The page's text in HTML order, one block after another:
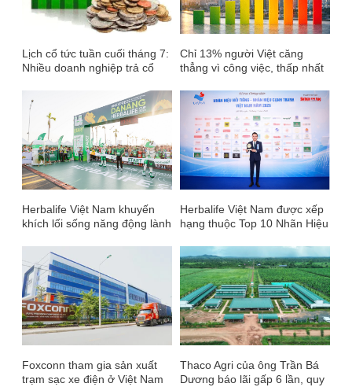
Lịch cổ tức tuần cuối tháng 7:
Nhiều doanh nghiệp trả cổ
Chỉ 13% người Việt căng
thẳng vì công việc, thấp nhất
phía sau mới đáng suy nghĩ
Herbalife Việt Nam khuyến
khích lối sống năng động lành
International Marathon
Herbalife Cup 2026
Herbalife Việt Nam được xếp
hạng thuộc Top 10 Nhãn Hiệu
Foxconn tham gia sản xuất
trạm sạc xe điện ở Việt Nam
Thaco Agri của ông Trần Bá
Dương báo lãi gấp 6 lần, quy